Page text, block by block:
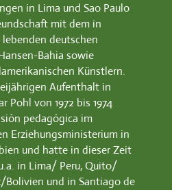
in Lima und Sao Paulo
mit dem in
deutschen
Bahia sowie
Künstlern.
Aufenthalt in
Pohl von 1972 bis 1974
pedagógica im
Erziehungsministerium in
und hatte in dieser Zeit
in Lima/ Peru, Quito/
Bolivien und in Santiago de